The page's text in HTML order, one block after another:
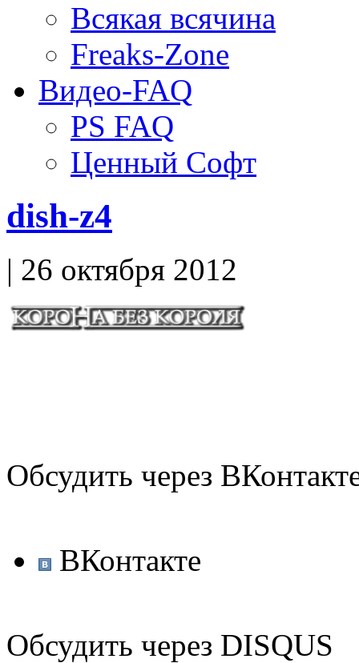
Всякая всячина
Freaks-Zone
Видео-FAQ
PS FAQ
Ценный Софт
dish-z4
| 26 октября 2012
Обсудить через
ВКонтакте
Обсудить через DISQUS